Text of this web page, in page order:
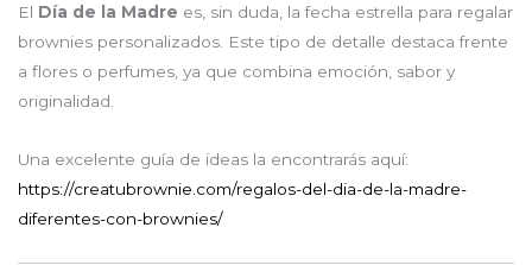
El Día de la Madre es, sin duda, la fecha estrella para regalar
brownies personalizados. Este tipo de detalle destaca frente
a flores o perfumes, ya que combina emoción, sabor y
originalidad.
Una excelente guía de ideas la encontrarás aquí:
https://creatubrownie.com/regalos-del-dia-de-la-madre-
diferentes-con-brownies/